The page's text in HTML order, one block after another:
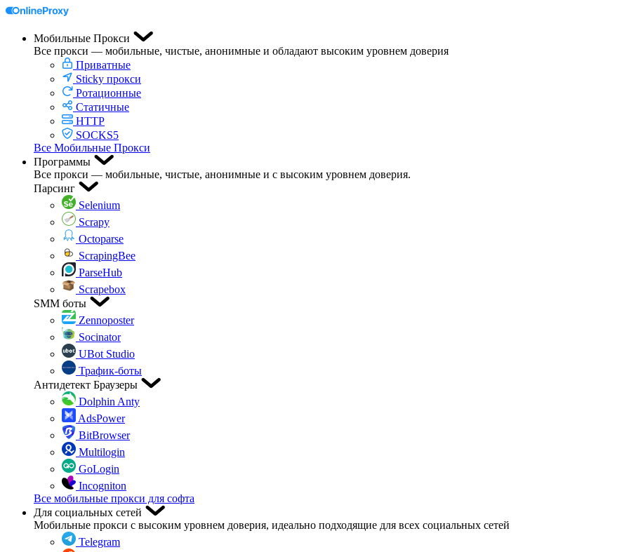
Мобильные Прокси
Все прокси — мобильные, чистые, анонимные и обладают высоким уровнем доверия
Приватные
Sticky прокси
Ротационные
Статичные
HTTP
SOCKS5
Все Мобильные Прокси
Программы
Все прокси — мобильные, чистые, анонимные и с высоким уровнем доверия.
Парсинг
Selenium
Scrapy
Octoparse
ScrapingBee
ParseHub
Scrapebox
SMM боты
Zennoposter
Socinator
UBot Studio
Трафик-боты
Антидетект Браузеры
Dolphin Anty
AdsPower
BitBrowser
Multilogin
GoLogin
Incogniton
Все мобильные прокси для софта
Для социальных сетей
Мобильные прокси с высоким уровнем доверия, идеально подходящие для всех социальных сетей
Telegram